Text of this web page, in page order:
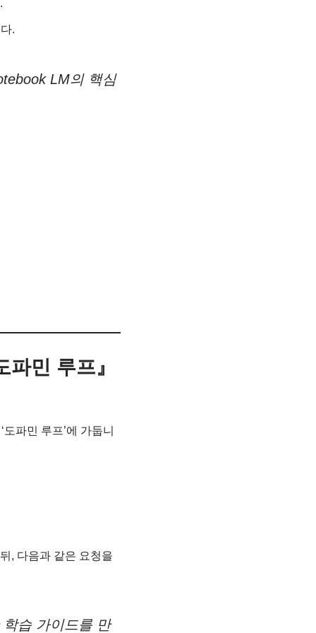
.
LM의 핵심
민 루프』
파민 루프’에 가둡니
, 다음과 같은 요청을
학습 가이드를 만